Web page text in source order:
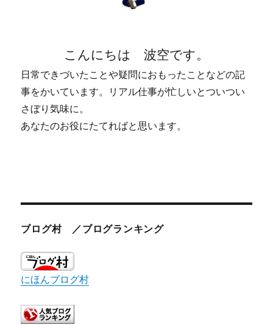
こんにちは 波空です。
日常できづいたことや疑問におもったことなどの記
事をかいています。リアル仕事が忙しいとついつい
さぼり気味に。
あなたのお役にたてればと思います。
ブログ村 ／ブログランキング
にほんブログ村